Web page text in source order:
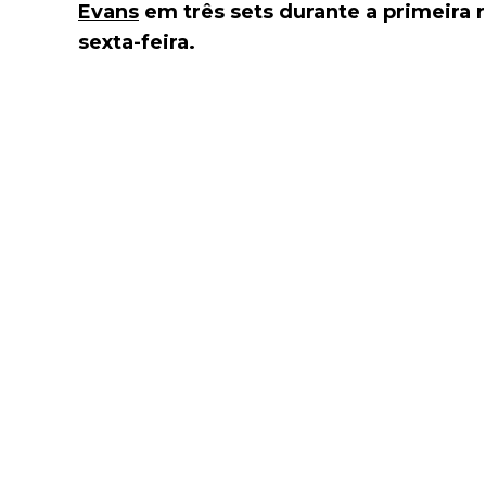
Evans em três sets durante a primeira
sexta-feira.